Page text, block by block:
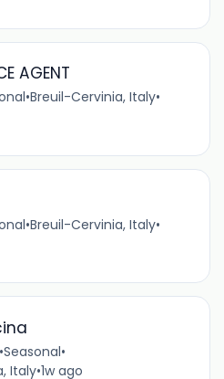
AGENT
•Breuil-Cervinia, Italy•
•Breuil-Cervinia, Italy•
Seasonal•
Italy•1w ago